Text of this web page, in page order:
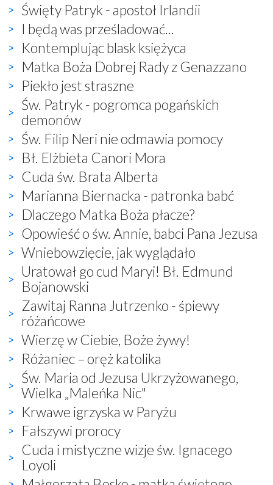
Święty Patryk - apostoł Irlandii
I będą was prześladować...
Kontemplując blask księżyca
Matka Boża Dobrej Rady z Genazzano
Piekło jest straszne
Św. Patryk - pogromca pogańskich
demonów
Św. Filip Neri nie odmawia pomocy
Bł. Elżbieta Canori Mora
Cuda św. Brata Alberta
Marianna Biernacka - patronka babć
Dlaczego Matka Boża płacze?
Opowieść o św. Annie, babci Pana Jezusa
Wniebowzięcie, jak wyglądało
Uratował go cud Maryi! Bł. Edmund
Bojanowski
Zawitaj Ranna Jutrzenko - śpiewy
różańcowe
Wierzę w Ciebie, Boże żywy!
Różaniec – oręż katolika
Św. Maria od Jezusa Ukrzyżowanego,
Wielka „Maleńka Nic"
Krwawe igrzyska w Paryżu
Fałszywi prorocy
Cuda i mistyczne wizje św. Ignacego
Loyoli